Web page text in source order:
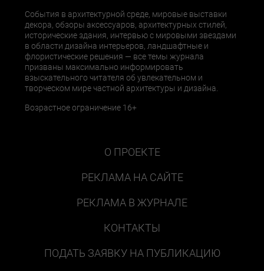
События в архитектурной среде, мировые выставки
декора, обзоры аксессуаров, архитектурных стилей,
исторические здания, интервью с мировыми звездами
в области дизайна интерьеров, ландшафтные и
флористические решения — все темы журнала
призваны максимально информировать
взыскательного читателя об увлекательном и
творческом мире частной архитектуры и дизайна.
Возрастное ограничение 16+
О ПРОЕКТЕ
РЕКЛАМА НА САЙТЕ
РЕКЛАМА В ЖУРНАЛЕ
КОНТАКТЫ
ПОДАТЬ ЗАЯВКУ НА ПУБЛИКАЦИЮ